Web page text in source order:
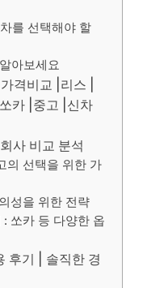
를 선택해야 할
아보세요
격비교 |리스 |
카 |중고 |신차
사 비교 분석
의 선택을 위한 가
성을 위한 전략
쏘카 등 다양한 옵
후기 | 솔직한 경